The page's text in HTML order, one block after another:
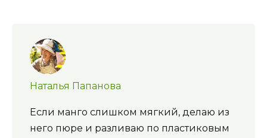
Наталья Папанова
Если манго слишком мягкий, делаю из
него пюре и разливаю по пластиковым